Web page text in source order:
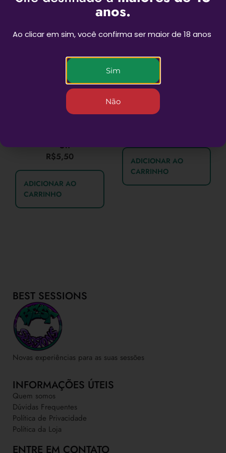
– Un
R$5,50
ADICIONAR AO
CARRINHO
hexagonal Na Boa
ADICIONAR AO
CARRINHO
BEST SESSIONS
Novas experiências para as suas sessões
INFORMAÇÕES ÚTEIS
Quem somos
Dúvidas Frequentes
Política de Privacidade
Política da Loja
ENTRE EM CONTATO
anos.
Ao clicar em sim, você confirma ser maior de 18 anos
Sim
Não